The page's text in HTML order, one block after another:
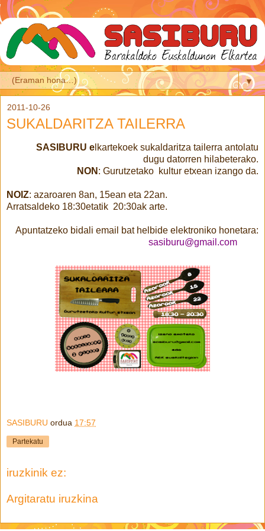
▼
2011-10-26
SUKALDARITZA TAILERRA
SASIBURU e lkartekoek sukaldaritza tailerra antolatu
dugu datorren hilabeterako.
NON : Gurutzetako kultur etxean izango da.
NOIZ: azaroaren 8an, 15ean eta 22an.
Arratsaldeko 18:30etatik 20:30ak arte.
Apuntatzeko bidali email bat helbide elektroniko honetara:
sasiburu@gmail.com
SASIBURU ordua 17:57
Partekatu
iruzkinik ez:
Argitaratu iruzkina